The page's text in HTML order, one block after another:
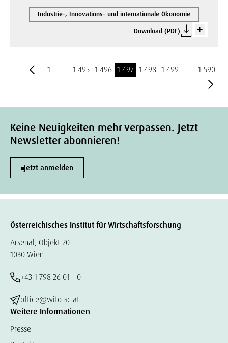
Industrie-, Innovations- und internationale Ökonomie
Download (PDF)
1 … 1.495 1.496 1.497 1.498 1.499 … 1.590
Keine Neuigkeiten mehr verpassen. Jetzt
Newsletter abonnieren!
Jetzt anmelden
Österreichisches Institut für Wirtschaftsforschung
Arsenal, Objekt 20
1030 Wien
+43 1 798 26 01 – 0
office@wifo.ac.at
Weitere Informationen
Presse